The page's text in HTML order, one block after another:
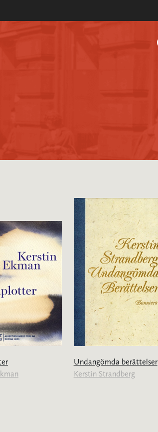
Undangömda berättelser
Kerstin Strandberg